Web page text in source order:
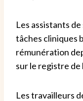
Les assistants
tâches cliniques
rémunération
sur le registre de
Les travailleurs